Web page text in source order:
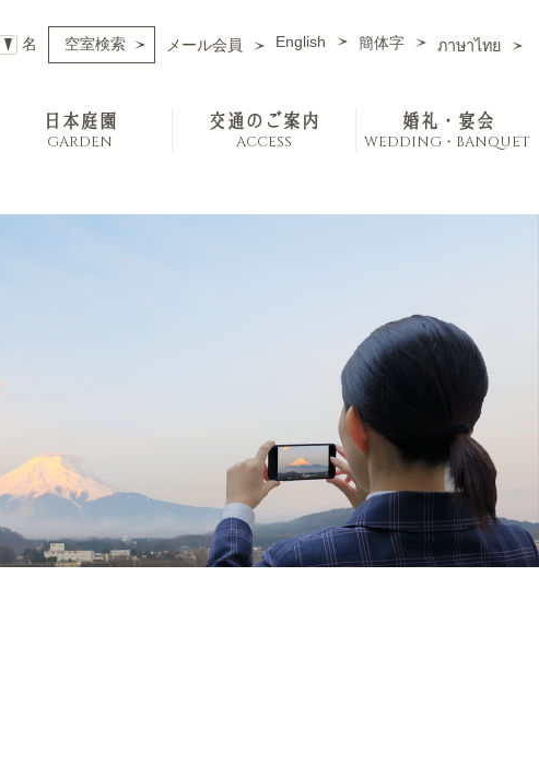
名 メール会員 English 簡体字 ภาษาไทย
日本庭園
GARDEN
交通のご案内
ACCESS
婚礼・宴会
WEDDING・BANQUET